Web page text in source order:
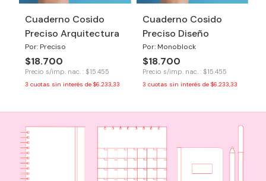
Cuaderno Cosido
Preciso Arquitectura
Por: Preciso
$18.700
Precio s/imp. nac. : $15.455
3 cuotas sin interés de $6.233,33
Cuaderno Cosido
Preciso Diseño
Por: Monoblock
$18.700
Precio s/imp. nac. : $15.455
3 cuotas sin interés de $6.233,33